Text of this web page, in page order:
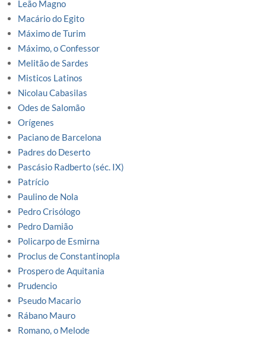
Leão Magno
Macário do Egito
Máximo de Turim
Máximo, o Confessor
Melitão de Sardes
Misticos Latinos
Nicolau Cabasilas
Odes de Salomão
Orígenes
Paciano de Barcelona
Padres do Deserto
Pascásio Radberto (séc. IX)
Patrício
Paulino de Nola
Pedro Crisólogo
Pedro Damião
Policarpo de Esmirna
Proclus de Constantinopla
Prospero de Aquitania
Prudencio
Pseudo Macario
Rábano Mauro
Romano, o Melode